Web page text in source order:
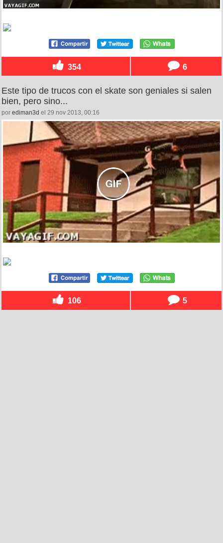
354 6
Este tipo de trucos con el skate son geniales si salen
bien, pero sino...
por ediman3d el 29 nov 2013, 00:16
106 5